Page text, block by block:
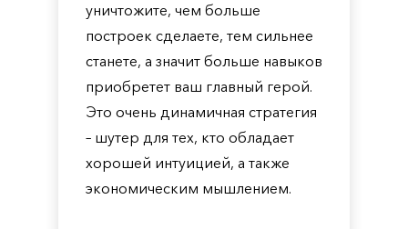
уничтожите, чем больше
построек сделаете, тем сильнее
станете, а значит больше навыков
приобретет ваш главный герой.
Это очень динамичная стратегия
– шутер для тех, кто обладает
хорошей интуицией, а также
экономическим мышлением.